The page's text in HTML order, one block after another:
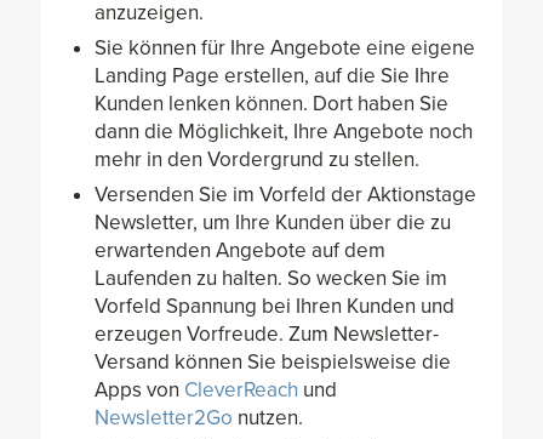
anzuzeigen.
Sie können für Ihre Angebote eine eigene
Landing Page erstellen, auf die Sie Ihre
Kunden lenken können. Dort haben Sie
dann die Möglichkeit, Ihre Angebote noch
mehr in den Vordergrund zu stellen.
Versenden Sie im Vorfeld der Aktionstage
Newsletter, um Ihre Kunden über die zu
erwartenden Angebote auf dem
Laufenden zu halten. So wecken Sie im
Vorfeld Spannung bei Ihren Kunden und
erzeugen Vorfreude. Zum Newsletter-
Versand können Sie beispielsweise die
Apps von CleverReach und
Newsletter2Go nutzen.